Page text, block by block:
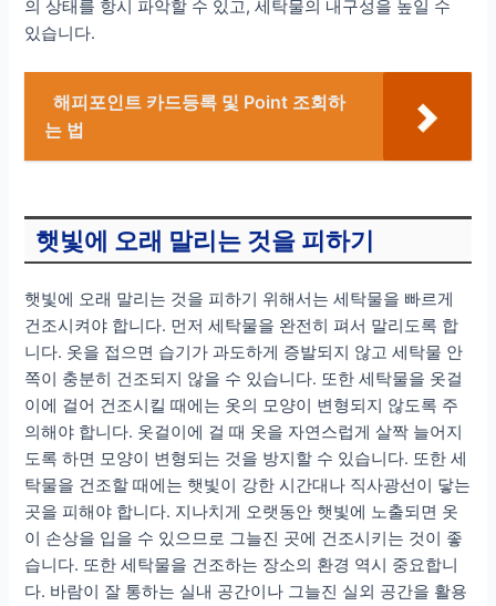
의 상태를 항시 파악할 수 있고, 세탁물의 내구성을 높일 수
있습니다.
해피포인트 카드등록 및 Point 조회하
는 법
햇빛에 오래 말리는 것을 피하기
햇빛에 오래 말리는 것을 피하기 위해서는 세탁물을 빠르게
건조시켜야 합니다. 먼저 세탁물을 완전히 펴서 말리도록 합
니다. 옷을 접으면 습기가 과도하게 증발되지 않고 세탁물 안
쪽이 충분히 건조되지 않을 수 있습니다. 또한 세탁물을 옷걸
이에 걸어 건조시킬 때에는 옷의 모양이 변형되지 않도록 주
의해야 합니다. 옷걸이에 걸 때 옷을 자연스럽게 살짝 늘어지
도록 하면 모양이 변형되는 것을 방지할 수 있습니다. 또한 세
탁물을 건조할 때에는 햇빛이 강한 시간대나 직사광선이 닿는
곳을 피해야 합니다. 지나치게 오랫동안 햇빛에 노출되면 옷
이 손상을 입을 수 있으므로 그늘진 곳에 건조시키는 것이 좋
습니다. 또한 세탁물을 건조하는 장소의 환경 역시 중요합니
다. 바람이 잘 통하는 실내 공간이나 그늘진 실외 공간을 활용